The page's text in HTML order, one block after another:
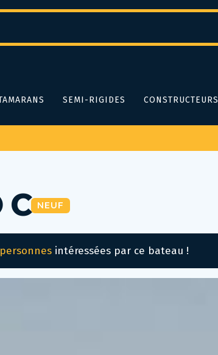
SEMI-RIGIDES CONSTRUCTEURS
C NEUF
intéressées par ce bateau !